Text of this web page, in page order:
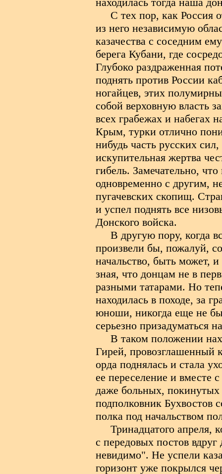
С тех пор, как Россия
из него независимую
казачества с соседним
берега Кубани, где
Глубоко раздраженная
поднять против России
ногайцев, этих
собой верховную власть
всех грабежах и набегах
Крым, турки отлично
нибудь часть русских
искупительная жертва
гибель. Замечательно,
одновременно с другим,
пугачевских скопищ.
и успел поднять все
Донского войска.
В другую пору, когда
произвели бы, пожалуй,
начальство, быть может,
зная, что донцам не в
разными татарами. Но
находилась в походе, за
юноши, никогда еще не
серьезно призадуматься
В таком положении
Гирей, провозглашенный
орда поднялась и стала
ее переселение и вместе
даже больных,
подполковник Бухвостов
полка под начальством
Тринадцатого апреля,
с передовых постов
невидимо". Не успели
горизонт уже покрылся